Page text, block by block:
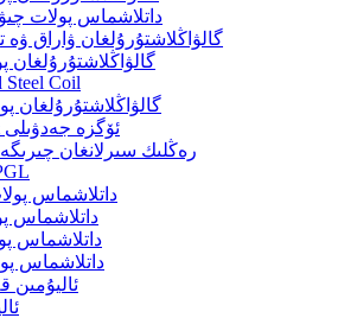
داتلاشماس پولات
گالۋاڭلاشتۇرۇلغان ۋاراق ۋە
گالۋاڭلاشتۇرۇلغان
Steel Coil
گالۋاڭلاشتۇرۇلغان
PPGI & PPGL & ئۆگزە جەدۋىلى
رەڭلىك سىرلانغان
داتلاشماس
داتلاشماس
داتلاشماس
داتلاشماس
ئاليۇمىن